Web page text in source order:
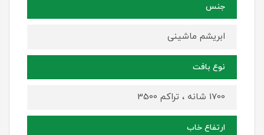
جنس
ابریشم ماشینی
نوع بافت
1700 شانه ، تراکم 3500
ارتفاع خاب